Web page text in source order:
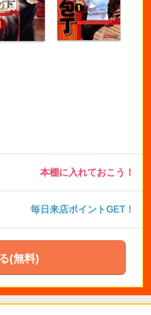
本棚に入れておこう！
毎日来店ポイントGET！
(無料)